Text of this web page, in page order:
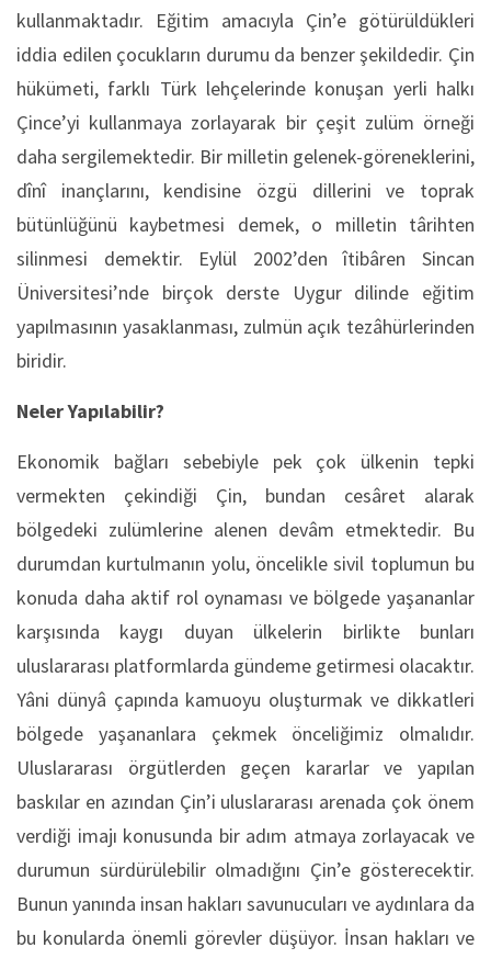
kullanmaktadır. Eğitim amacıyla Çin’e götürüldükleri
iddia edilen çocukların durumu da benzer şekildedir. Çin
hükümeti, farklı Türk lehçelerinde konuşan yerli halkı
Çince’yi kullanmaya zorlayarak bir çeşit zulüm örneği
daha sergilemektedir. Bir milletin gelenek-göreneklerini,
dînî inançlarını, kendisine özgü dillerini ve toprak
bütünlüğünü kaybetmesi demek, o milletin târihten
silinmesi demektir. Eylül 2002’den îtibâren Sincan
Üniversitesi’nde birçok derste Uygur dilinde eğitim
yapılmasının yasaklanması, zulmün açık tezâhürlerinden
biridir.
Neler Yapılabilir?
Ekonomik bağları sebebiyle pek çok ülkenin tepki
vermekten çekindiği Çin, bundan cesâret alarak
bölgedeki zulümlerine alenen devâm etmektedir. Bu
durumdan kurtulmanın yolu, öncelikle sivil toplumun bu
konuda daha aktif rol oynaması ve bölgede yaşananlar
karşısında kaygı duyan ülkelerin birlikte bunları
uluslararası platformlarda gündeme getirmesi olacaktır.
Yâni dünyâ çapında kamuoyu oluşturmak ve dikkatleri
bölgede yaşananlara çekmek önceliğimiz olmalıdır.
Uluslararası örgütlerden geçen kararlar ve yapılan
baskılar en azından Çin’i uluslararası arenada çok önem
verdiği imajı konusunda bir adım atmaya zorlayacak ve
durumun sürdürülebilir olmadığını Çin’e gösterecektir.
Bunun yanında insan hakları savunucuları ve aydınlara da
bu konularda önemli görevler düşüyor. İnsan hakları ve